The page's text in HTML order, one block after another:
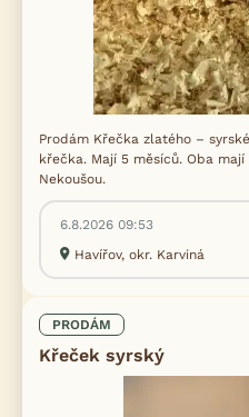
Prodám Křečka zlatého –
křečka. Mají 5 měsíců. Oba
Nekoušou.
6.8.2026 09:53
Havířov, okr. Karviná
PRODÁM
Křeček syrský